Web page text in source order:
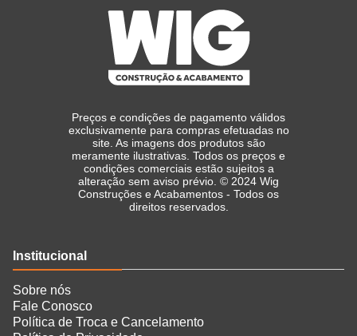
Preços e condições de pagamento válidos
exclusivamente para compras efetuadas no
site. As imagens dos produtos são
meramente ilustrativas. Todos os preços e
condições comerciais estão sujeitos a
alteração sem aviso prévio. © 2024 Wig
Construções e Acabamentos - Todos os
direitos reservados.
Institucional
Sobre nós
Fale Conosco
Política de Troca e Cancelamento